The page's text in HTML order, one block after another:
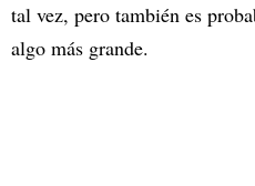
tal vez, pero también es
algo más grande.